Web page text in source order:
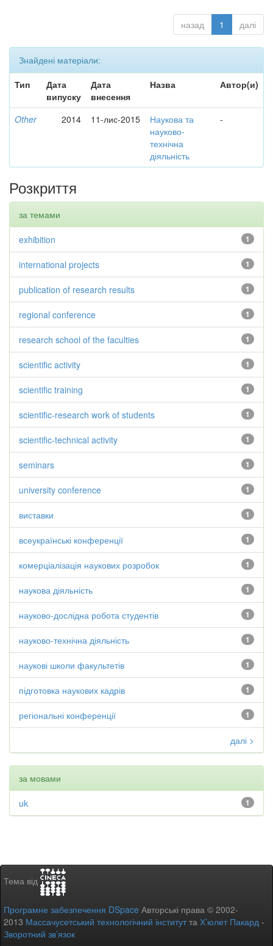
назад 1 далі
Знайдені матеріали:
Тип
Дата
випуску
Дата
внесення
Назва Автор(и)
Other 2014 11-лис-2015
Наукова та
науково-
технічна
діяльність
-
Розкриття
за темами
1
exhibition
1
international projects
1
publication of research results
1
regional conference
1
research school of the faculties
1
scientific activity
1
scientific training
1
scientific-research work of students
1
scientific-technical activity
1
seminars
1
university conference
1
виставки
1
всеукраїнські конференції
1
комерціалізація наукових розробок
1
наукова діяльність
1
науково-дослідна робота студентів
1
науково-технічна діяльність
1
наукові школи факультетів
1
підготовка наукових кадрів
1
регіональні конференції
далі >
за мовами
1
uk
Тема від
Програмне забезпечення DSpace Авторські права © 2002-
2013 Массачусетський технологічний інститутта Х’юлет Пакард -
Зворотний зв’язок